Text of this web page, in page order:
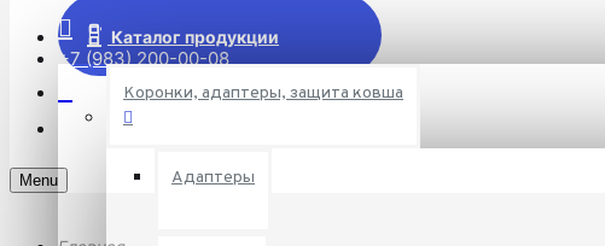
Каталог продукции
Коронки, адаптеры, защита ковша
Адаптеры
+7 (983) 200-00-08
Menu